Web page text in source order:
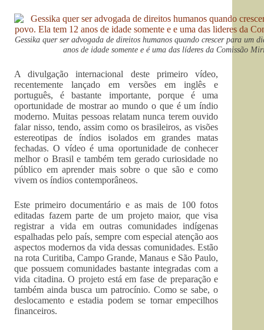
Gessika quer ser advogada de direitos humanos quando crescer para um
anos de idade somente e é uma das líderes da Comissão
A divulgação internacional deste primeiro vídeo,
recentemente lançado em versões em inglês e
português, é bastante importante, porque é uma
oportunidade de mostrar ao mundo o que é um índio
moderno. Muitas pessoas relatam nunca terem ouvido
falar nisso, tendo, assim como os brasileiros, as visões
estereotipas de índios isolados em grandes matas
fechadas. O vídeo é uma oportunidade de conhecer
melhor o Brasil e também tem gerado curiosidade no
público em aprender mais sobre o que são e como
vivem os índios contemporâneos.
Este primeiro documentário e as mais de 100 fotos
editadas fazem parte de um projeto maior, que visa
registrar a vida em outras comunidades indígenas
espalhadas pelo país, sempre com especial atenção aos
aspectos modernos da vida dessas comunidades. Estão
na rota Curitiba, Campo Grande, Manaus e São Paulo,
que possuem comunidades bastante integradas com a
vida citadina. O projeto está em fase de preparação e
também ainda busca um patrocínio. Como se sabe, o
deslocamento e estadia podem se tornar empecilhos
financeiros.